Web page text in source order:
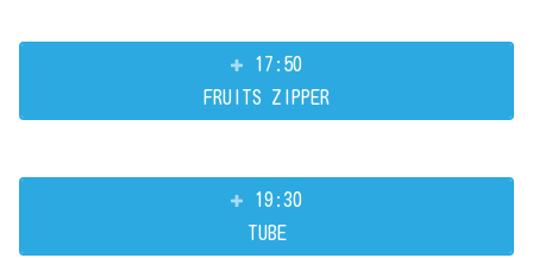
17:50
FRUITS ZIPPER
19:30
TUBE